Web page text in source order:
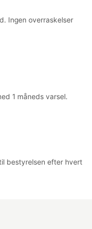
Ingen overraskelser
1 måneds varsel.
bestyrelsen efter hvert